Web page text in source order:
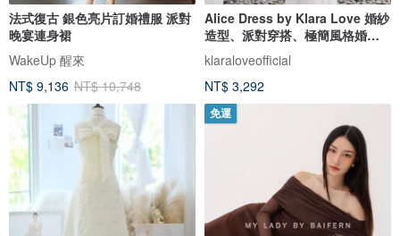
法式復古 銀色亮片訂婚禮服 派對
晚宴連身裙
WakeUp 醒來
NT$ 9,136 NT$ 10,748
Alice Dress by Klara Love 婚紗
造型、派對穿搭、極簡風格婚禮
洋裝、白色洋裝
klaraloveofficial
NT$ 3,292
免運